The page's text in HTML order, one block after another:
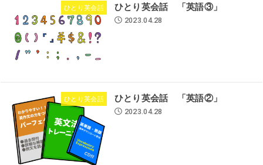
ひとり英会話 ひとり英会話 「英語③」
2023.04.28
ひとり英会話 ひとり英会話 「英語②」
2023.04.28